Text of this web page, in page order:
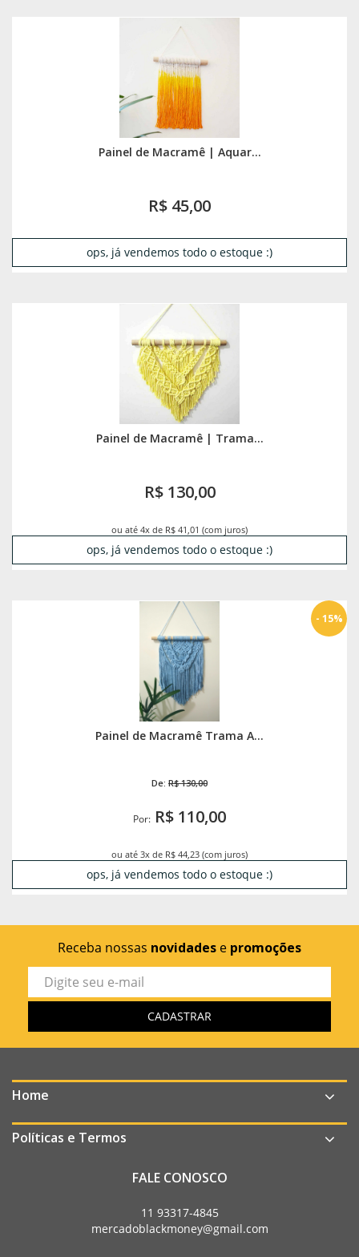
Painel de Macramê | Aquar...
R$ 45,00
ops, já vendemos todo o estoque :)
Painel de Macramê | Trama...
R$ 130,00
ou até 4x de R$ 41,01 (com juros)
ops, já vendemos todo o estoque :)
Painel de Macramê Trama A...
De: R$ 130,00
Por: R$ 110,00
- 15%
ou até 3x de R$ 44,23 (com juros)
ops, já vendemos todo o estoque :)
Receba nossas novidades e promoções
Home
Políticas e Termos
FALE CONOSCO
11 93317-4845
mercadoblackmoney@gmail.com